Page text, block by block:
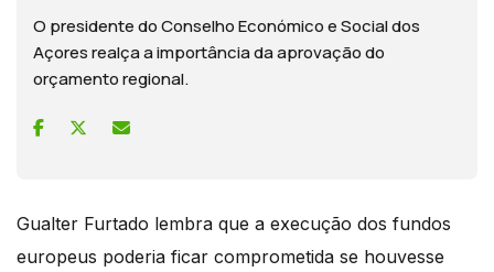
O presidente do Conselho Económico e Social dos
Açores realça a importância da aprovação do
orçamento regional.
Gualter Furtado lembra que a execução dos fundos
europeus poderia ficar comprometida se houvesse